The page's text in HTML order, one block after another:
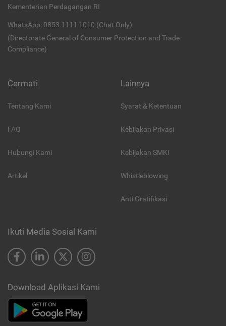
Kementerian Perdagangan RI
WhatsApp: 0853 1111 1010 (Chat Only)
(Directorate General of Consumer Protection and Trade
Compliance)
Cermati
Tentang Kami
FAQ
Hubungi Kami
Artikel
Lainnya
Syarat & Ketentuan
Kebijakan Privasi
Kebijakan SMKI
Whistleblowing
Anti Gratifikasi
Ikuti Media Sosial Kami
Download Aplikasi Kami